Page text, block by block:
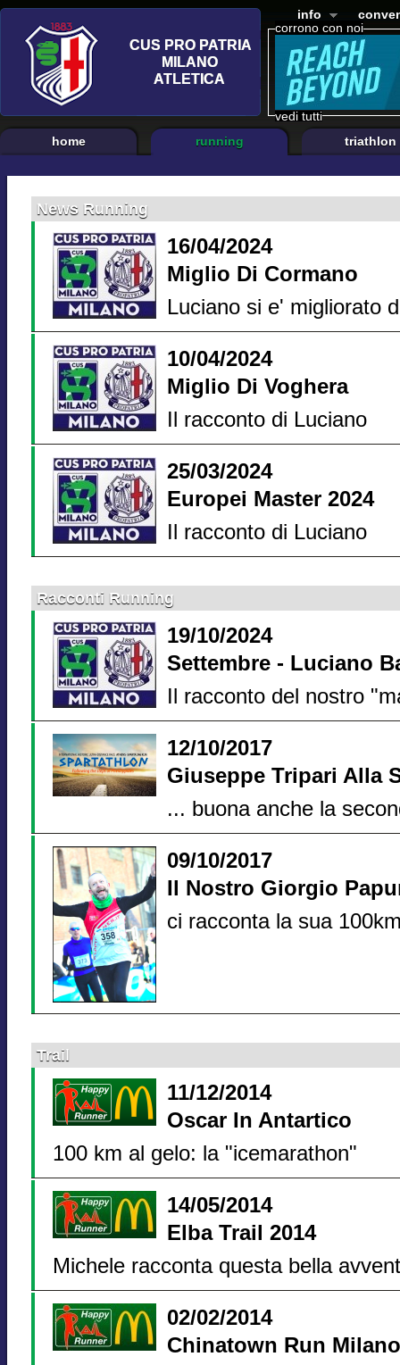
corrono con noi
vedi tutti
info
home running triathlon
News Running
16/04/2024
Miglio Di Cormano
Luciano si e' migliorato
10/04/2024
Miglio Di Voghera
Il racconto di Luciano
25/03/2024
Europei Master 2024
Il racconto di Luciano
Racconti Running
19/10/2024
Settembre - Luciano
Il racconto del nostro
12/10/2017
Giuseppe Tripari Alla
... buona anche la
09/10/2017
Il Nostro Giorgio
ci racconta la sua
Trail
11/12/2014
Oscar In Antartico
100 km al gelo: la "icemarathon"
14/05/2014
Elba Trail 2014
Michele racconta questa bella
02/02/2014
Chinatown Run Milano